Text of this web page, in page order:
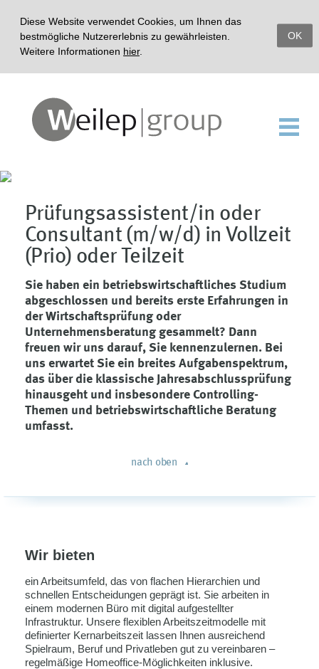
Diese Website verwendet Cookies, um Ihnen das
bestmögliche Nutzererlebnis zu gewährleisten.
Weitere Informationen hier.
OK
Prüfungsassistent/in oder
Consultant (m/w/d) in Vollzeit
(Prio) oder Teilzeit
Sie haben ein betriebswirtschaftliches Studium
abgeschlossen und bereits erste Erfahrungen in
der Wirtschaftsprüfung oder
Unternehmensberatung gesammelt? Dann
freuen wir uns darauf, Sie kennenzulernen. Bei
uns erwartet Sie ein breites Aufgabenspektrum,
das über die klassische Jahresabschlussprüfung
hinausgeht und insbesondere Controlling-
Themen und betriebswirtschaftliche Beratung
umfasst.
nach oben
Wir bieten
ein Arbeitsumfeld, das von flachen Hierarchien und
schnellen Entscheidungen geprägt ist. Sie arbeiten in
einem modernen Büro mit digital aufgestellter
Infrastruktur. Unsere flexiblen Arbeitszeitmodelle mit
definierter Kernarbeitszeit lassen Ihnen ausreichend
Spielraum, Beruf und Privatleben gut zu vereinbaren –
regelmäßige Homeoffice-Möglichkeiten inklusive.